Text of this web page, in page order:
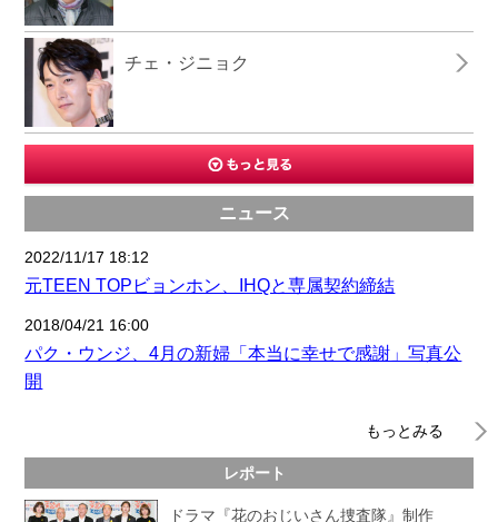
チェ・ジニョク
ニュース
2022/11/17 18:12
元TEEN TOPビョンホン、IHQと専属契約締結
2018/04/21 16:00
パク・ウンジ、4月の新婦「本当に幸せで感謝」写真公
開
もっとみる
レポート
ドラマ『花のおじいさん捜査隊』制作